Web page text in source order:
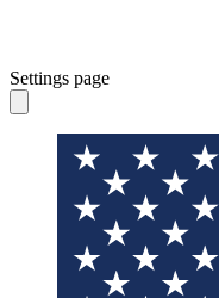
Settings page